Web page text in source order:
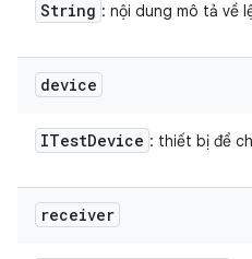
String : nội dung mô tả về
device
ITestDevice : thiết bị để
receiver